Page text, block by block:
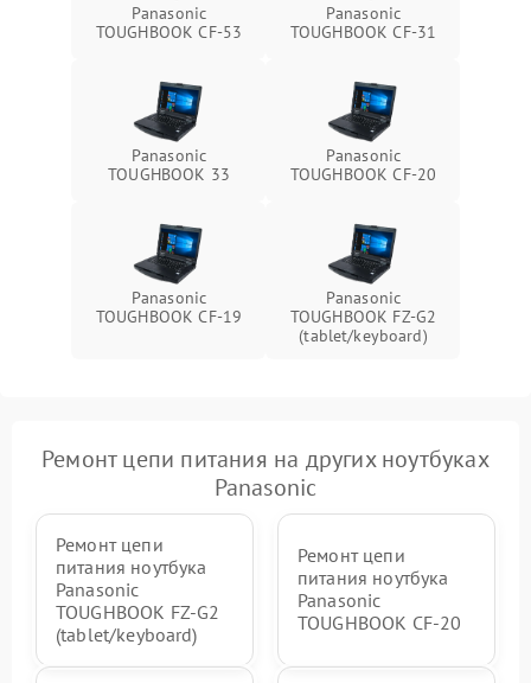
Panasonic
TOUGHBOOK CF-53
Panasonic
TOUGHBOOK CF-31
Panasonic
TOUGHBOOK 33
Panasonic
TOUGHBOOK CF-20
Panasonic
TOUGHBOOK CF-19
Panasonic
TOUGHBOOK FZ-G2
(tablet/keyboard)
Ремонт цепи питания на других ноутбуках
Panasonic
Ремонт цепи
питания ноутбука
Panasonic
TOUGHBOOK FZ-G2
(tablet/keyboard)
Ремонт цепи
питания ноутбука
Panasonic
TOUGHBOOK CF-20